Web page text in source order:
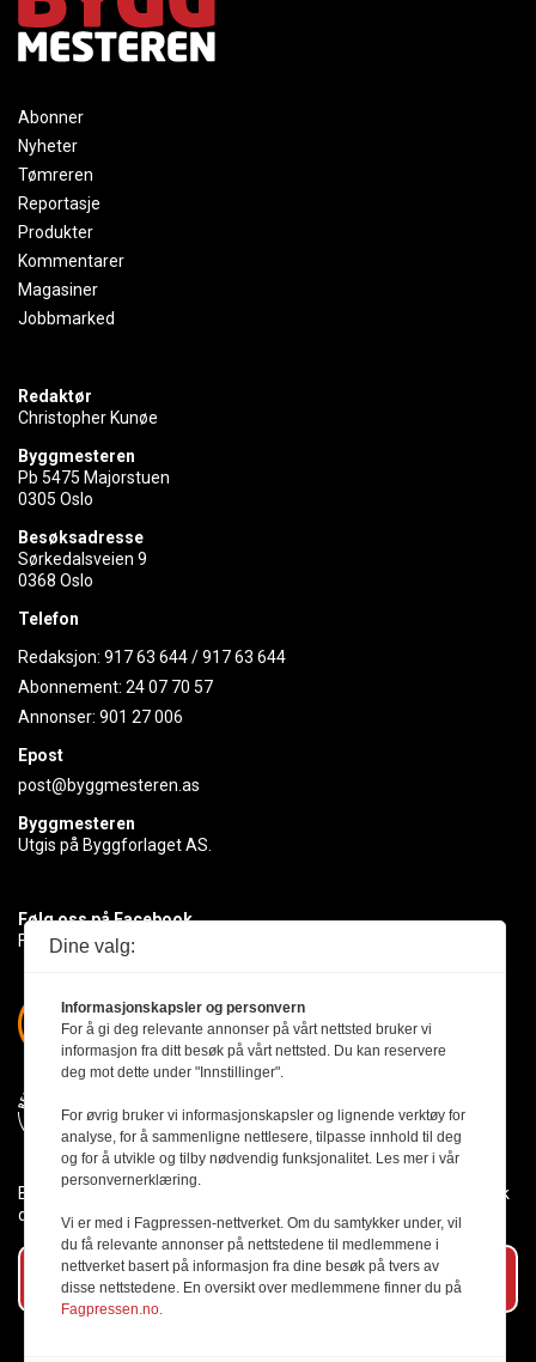
Abonner
Nyheter
Tømreren
Reportasje
Produkter
Kommentarer
Magasiner
Jobbmarked
Redaktør
Christopher Kunøe
Byggmesteren
Pb 5475 Majorstuen
0305 Oslo
Besøksadresse
Sørkedalsveien 9
0368 Oslo
Telefon
Redaksjon: 917 63 644/917 63 644
Abonnement: 24 07 70 57
Annonser: 901 27 006
Epost
post@byggmesteren.as
Byggmesteren
Utgis på Byggforlaget AS.
Følg oss på Facebook
Få med deg det siste innen byggebransjen
Byggmesteren følger Vær Varsom-plakaten og presseetikken slik
den er nedfelt i Redaktørplakaten.
Abonner på vårt nyhetsbrev
Dine valg:
Informasjonskapsler og personvern
For å gi deg relevante annonser på vårt nettsted bruker vi
informasjon fra ditt besøk på vårt nettsted. Du kan reservere
deg mot dette under "Innstillinger".
For øvrig bruker vi informasjonskapsler og lignende verktøy for
analyse, for å sammenligne nettlesere, tilpasse innhold til deg
og for å utvikle og tilby nødvendig funksjonalitet. Les mer i vår
personvernerklæring.
Vi er med i Fagpressen-nettverket. Om du samtykker under, vil
du få relevante annonser på nettstedene til medlemmene i
nettverket basert på informasjon fra dine besøk på tvers av
disse nettstedene. En oversikt over medlemmene finner du på
Fagpressen.no.